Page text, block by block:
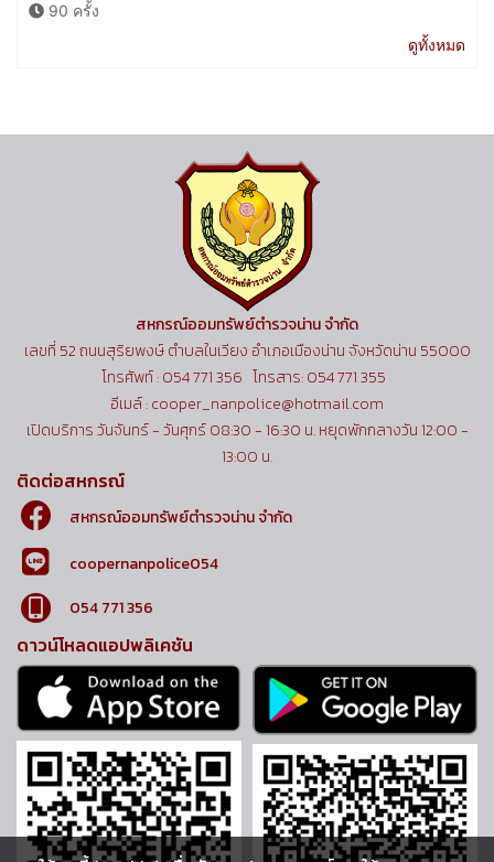
90 ครั้ง
ดูทั้งหมด
สหกรณ์ออมทรัพย์ตำรวจน่าน จำกัด
เลขที่ 52 ถนนสุริยพงษ์ ตำบลในเวียง อำเภอเมืองน่าน จังหวัดน่าน 55000
โทรศัพท์ : 054 771 356 โทรสาร: 054 771 355
อีเมล์ : cooper_nanpolice@hotmail.com
เปิดบริการ วันจันทร์ - วันศุกร์ 08:30 - 16:30 น. หยุดพักกลางวัน 12:00 -
13:00 น.
ติดต่อสหกรณ์
สหกรณ์ออมทรัพย์ตำรวจน่าน จำกัด
coopernanpolice054
054 771 356
ดาวน์โหลดแอปพลิเคชัน